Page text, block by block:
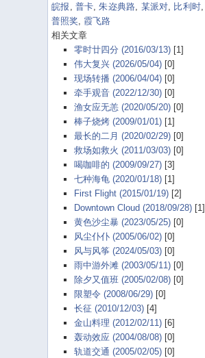
皖报
普卡 ,朱迩典路 某派对 比利时
普照奖
霞飞路
相关文章
零时廿四分 (2016/03/13)[1]
伟大复兴 (2026/05/04)[0]
现场转播 (2006/04/04)[0]
牵手观音 (2022/12/30)[0]
渔女应无恙 (2020/05/20)[0]
棒子烧烤 (2009/01/01)[1]
最长的二月 (2020/02/29)[0]
救场如救火 (2011/03/03)[0]
喝咖啡的 (2009/09/27)[3]
七种海龟 (2020/01/18)[1]
First Flight (2015/01/19)[2]
Downtown Cloud (2018/09/28)[1]
黄色沙尘暴 (2023/05/25)[0]
风尘仆仆 (2005/06/02)[0]
风与风筝 (2024/05/03)[0]
雨中游外滩 (2003/05/11)[0]
除夕又值班 (2005/02/08)[0]
限塑令 (2008/06/29)[0]
长征 (2010/12/03)[4]
金山料理 (2012/02/11)[6]
轰动效应 (2004/08/08)[0]
轨道交通 (2005/02/05)[0]